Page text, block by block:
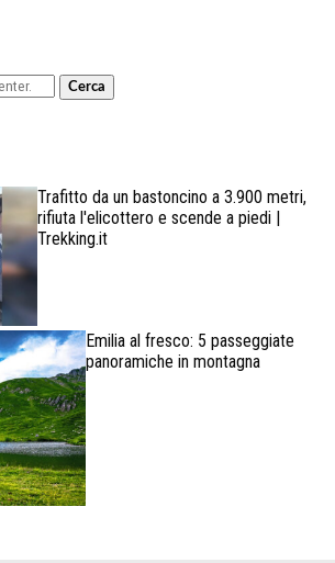
Cerca
Trafitto da un bastoncino a 3.900 metri,
rifiuta l'elicottero e scende a piedi |
Trekking.it
Emilia al fresco: 5 passeggiate
panoramiche in montagna